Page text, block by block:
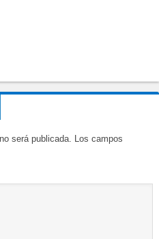
será publicada. Los campos